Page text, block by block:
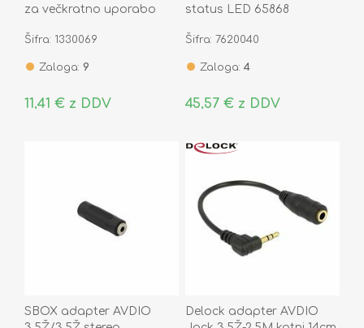
za večkratno uporabo
Šifra: 1330069
Zaloga: 9
11,41 € z DDV
status LED 65868
Šifra: 7620040
Zaloga: 4
45,57 € z DDV
SBOX adapter AVDIO
Delock adapter AVDIO